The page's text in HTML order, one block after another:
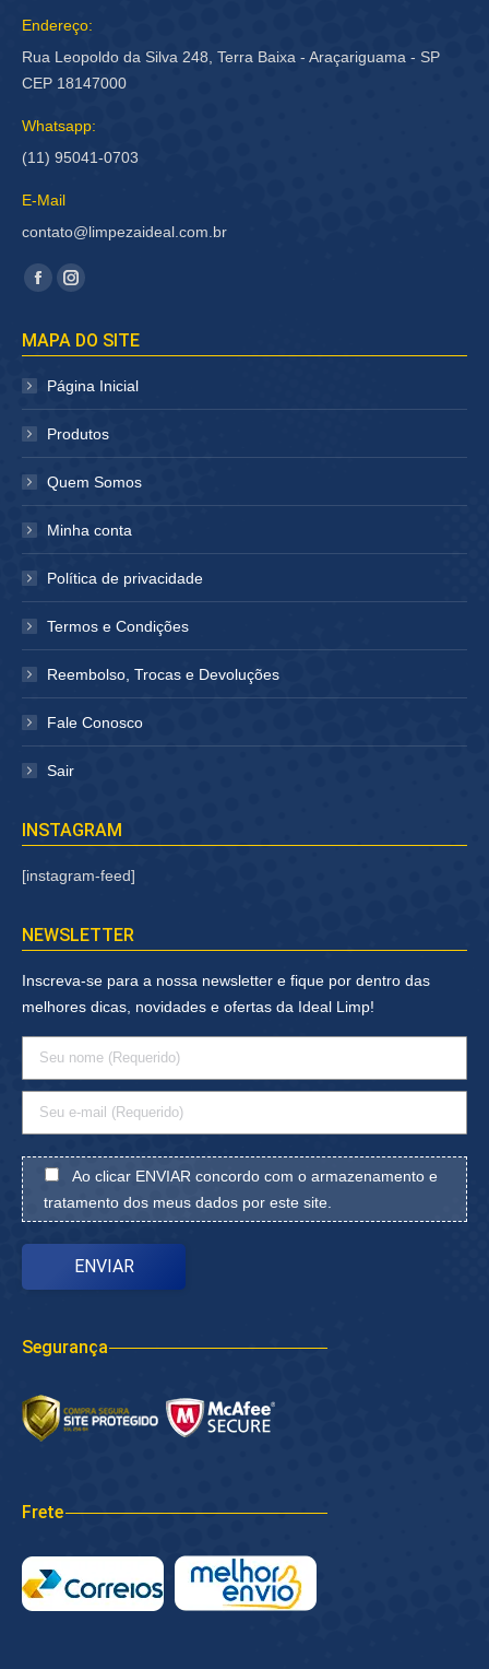
Endereço:
Rua Leopoldo da Silva 248, Terra Baixa - Araçariguama - SP
CEP 18147000
Whatsapp:
(11) 95041-0703
E-Mail
contato@limpezaideal.com.br
Encontre-nos em:
Facebook
abre
em
janela
Instagram
abre
janela
MAPA DO SITE
Página Inicial
Produtos
Quem Somos
Minha conta
Política de privacidade
Termos e Condições
Reembolso, Trocas e Devoluções
Fale Conosco
Sair
INSTAGRAM
[instagram-feed]
NEWSLETTER
Inscreva-se para a nossa newsletter e fique por dentro das
melhores dicas, novidades e ofertas da Ideal Limp!
Ao clicar ENVIAR concordo com o armazenamento e
tratamento dos meus dados por este site.
Segurança
Frete